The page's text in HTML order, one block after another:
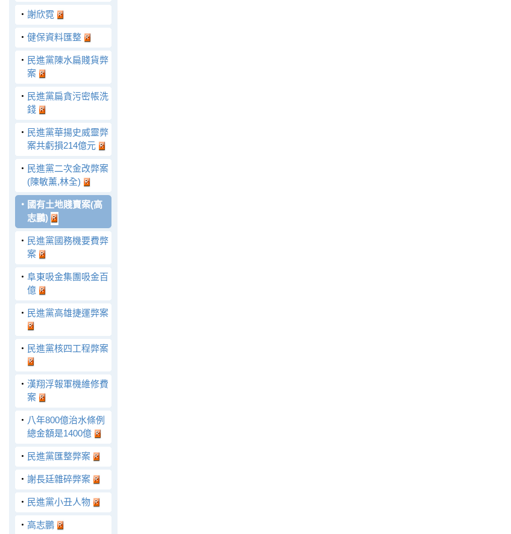
‧ 謝欣霓
‧ 健保資料匯整
‧ 民進黨陳水扁賤貨弊
案
‧ 民進黨扁貪污密帳洗
錢
‧ 民進黨華揚史威靈弊
案共虧損214億元
‧ 民進黨二次金改弊案
(陳敏薰,林全)
‧ 國有土地賤賣案(高
志鵬)
‧ 民進黨國務機要費弊
案
‧ 阜東吸金集團吸金百
億
‧ 民進黨高雄捷運弊案
‧ 民進黨核四工程弊案
‧ 漢翔浮報軍機維修費
案
‧ 八年800億治水條例
總金額是1400億
‧ 民進黨匯整弊案
‧ 謝長廷雜碎弊案
‧ 民進黨小丑人物
‧ 高志鵬